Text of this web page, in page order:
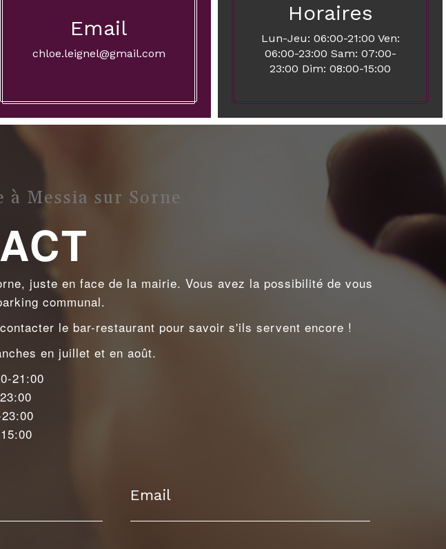
Email
chloe.leignel@gmail.com
Horaires
Lun-Jeu: 06:00-21:00 Ven:
06:00-23:00 Sam: 07:00-
23:00 Dim: 08:00-15:00
Messia sur Sorne
juste en face de la mairie. Vous avez la possibilité de vous
communal.
le bar-restaurant pour savoir s'ils servent encore !
en juillet et en août.
21:00
Email